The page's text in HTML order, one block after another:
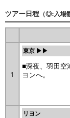
ツアー日程 （◎:入場
1
東京 ▶▶
■深夜、羽田空
ヨンへ。
リヨン